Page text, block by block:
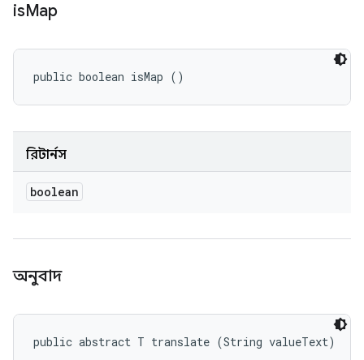
isMap
public boolean isMap ()
রিটার্নস
boolean
অনুবাদ
public abstract T translate (String valueText)